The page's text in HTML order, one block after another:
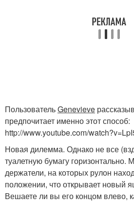
ПользовательGenevieve
предпочитает именно этот способ:
http://www.youtube.com/
Новая дилемма. Однако не все
туалетную бумагу горизонтально.
держатели, на которых рулон
положении, что открывает новый
Вешаете ли вы его концом влево,